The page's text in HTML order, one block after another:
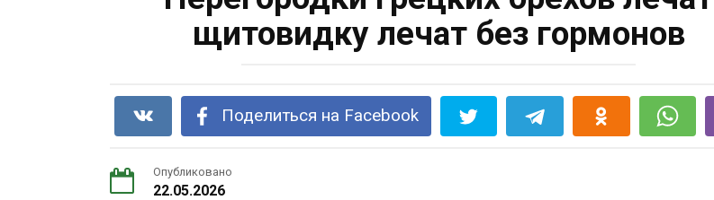
щитовидку лечат без гормонов
Поделиться на Facebook
Опубликовано
22.05.2026